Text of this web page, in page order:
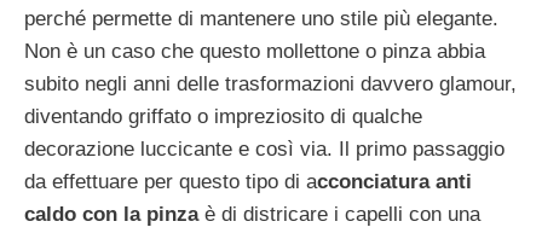
perché permette di mantenere uno stile più elegante.
Non è un caso che questo mollettone o pinza abbia
subito negli anni delle trasformazioni davvero glamour,
diventando griffato o impreziosito di qualche
decorazione luccicante e così via. Il primo passaggio
da effettuare per questo tipo di acconciatura anti
caldo con la pinzaè di districare i capelli con una